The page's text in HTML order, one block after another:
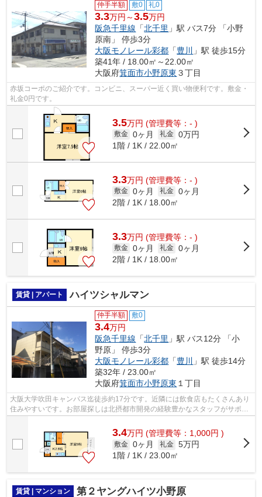
仲手半額 敷0 礼0
3.3万円～3.5万円
阪急千里線 「北千里 」駅 バス7分 「小野
原南」 停歩3分
大阪モノレール彩都 「豊川
」駅 徒歩15分
築41年 / 18.00㎡～22.00㎡
大阪府箕面市小野原東 ３丁目
赤坂コーポのご紹介です。コンビニ、スーパー近く買い物便利です。敷金・
礼金0円です。
3.5万円 (管理費等：- )
敷金 0ヶ月 礼金 0万円
1階 / 1K / 22.00㎡
3.3万円 (管理費等：- )
敷金 0ヶ月 礼金 0ヶ月
2階 / 1K / 18.00㎡
3.3万円 (管理費等：- )
敷金 0ヶ月 礼金 0ヶ月
2階 / 1K / 18.00㎡
賃貸 | アパート ハイツシャルマン
仲手半額 敷0
3.4万円
阪急千里線 「北千里 」駅 バス12分 「小
野原」 停歩3分
大阪モノレール彩都 「豊川
」駅 徒歩14分
築32年 / 23.00㎡
大阪府箕面市小野原東 １丁目
大阪大学吹田キャンパス迄徒歩約17分です。近隣には飲食店もたくさんあり
住みやすいです。お部屋探しは北摂都市開発の経験豊かなスタッフがサポー
トいたします。まずは0120-37-6788へ...
3.4万円 (管理費等：1,000円 )
敷金 0ヶ月 礼金 5万円
1階 / 1K / 23.00㎡
賃貸 | マンション 第２ヤングハイツ小野原